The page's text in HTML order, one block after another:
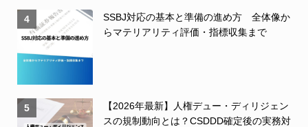
4
SSBJ対応の基本と準備の進め方 全体像か
らマテリアリティ評価・指標収集まで
5
【2026年最新】人権デュー・ディリジェン
スの規制動向とは？CSDDD確定後の実務対